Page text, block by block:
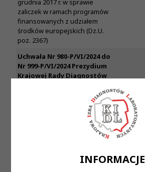
INFORMACJE
grudnia 2017 r. w sprawie
zaliczek w ramach programów
finansowanych z udziałem
środków europejskich (Dz.U.
poz. 2367)
Uchwała Nr 980-P/VI/2024 do
Nr 999-P/VI/2024 Prezydium
Krajowej Rady Diagnostów
w sprawie stwierdzenia utraty
prawa wykonywania zawodu
diagnosty laboratoryjnego i
Uchwały
PKRDL -
Kadencja
VI
Uchwała Nr 98-P/VI/2023